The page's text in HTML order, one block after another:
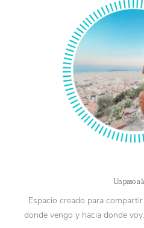
Un paso a
Espacio creado para
donde vengo y hacia donde